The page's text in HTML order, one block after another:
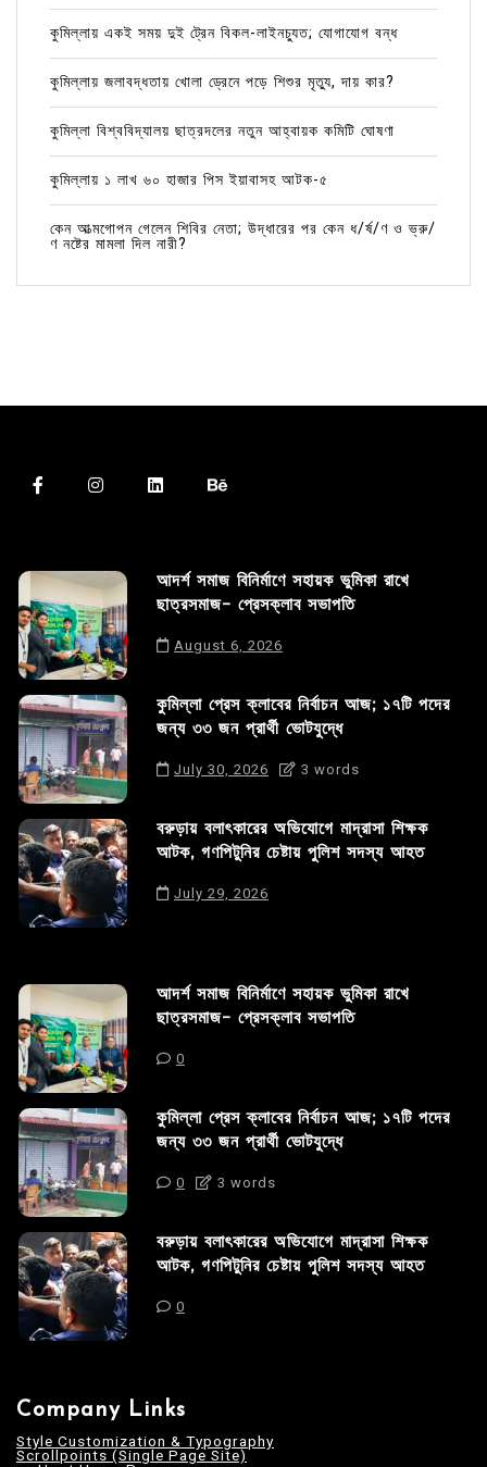
কুমিল্লায় একই সময় দুই ট্রেন বিকল-লাইনচ্যুত; যোগাযোগ বন্ধ
কুমিল্লায় জলাবদ্ধতায় খোলা ড্রেনে পড়ে শিশুর মৃত্যু, দায় কার?
কুমিল্লা বিশ্ববিদ্যালয় ছাত্রদলের নতুন আহ্বায়ক কমিটি ঘোষণা
কুমিল্লায় ১ লাখ ৬০ হাজার পিস ইয়াবাসহ আটক-৫
কেন আত্মগোপন গেলেন শিবির নেতা; উদ্ধারের পর কেন ধ/র্ষ/ণ ও ভ্রু/
ণ নষ্টের মামলা দিল নারী?
আদর্শ সমাজ বিনির্মাণে সহায়ক ভুমিকা রাখে
ছাত্রসমাজ- প্রেসক্লাব সভাপতি
August 6, 2026
কুমিল্লা প্রেস ক্লাবের নির্বাচন আজ; ১৭টি পদের
জন্য ৩৩ জন প্রার্থী ভোটযুদ্ধে
July 30, 2026 3 words
বরুড়ায় বলাৎকারের অভিযোগে মাদ্রাসা শিক্ষক
আটক, গণপিটুনির চেষ্টায় পুলিশ সদস্য আহত
July 29, 2026
আদর্শ সমাজ বিনির্মাণে সহায়ক ভুমিকা রাখে
ছাত্রসমাজ- প্রেসক্লাব সভাপতি
0
কুমিল্লা প্রেস ক্লাবের নির্বাচন আজ; ১৭টি পদের
জন্য ৩৩ জন প্রার্থী ভোটযুদ্ধে
0 3 words
বরুড়ায় বলাৎকারের অভিযোগে মাদ্রাসা শিক্ষক
আটক, গণপিটুনির চেষ্টায় পুলিশ সদস্য আহত
0
Company Links
Style Customization & Typography
Scrollpoints (Single Page Site)